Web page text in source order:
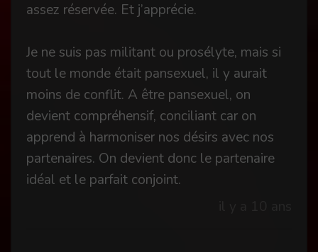
assez réservée. Et j’apprécie.
Je ne suis pas militant ou prosélyte, mais si
tout le monde était pansexuel, il y aurait
moins de conflit. A être pansexuel, on
devient compréhensif, conciliant car on
apprend à harmoniser nos désirs avec nos
partenaires. On devient donc le partenaire
idéal et le parfait conjoint.